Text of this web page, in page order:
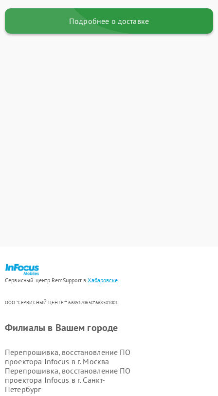
Подробнее о доставке
Сервисный центр RemSupport вХабаровске
ООО "СЕРВИСНЫЙ ЦЕНТР"* 6685170650*668501001
Филиалы в Вашем городе
Перепрошивка, восстановление ПО
проектора Infocus в г. Москва
Перепрошивка, восстановление ПО
проектора Infocus в г. Санкт-
Петербург